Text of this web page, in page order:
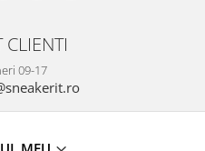
CLIENTI
09-17